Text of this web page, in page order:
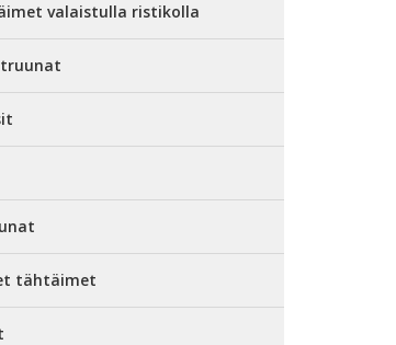
valaistulla ristikolla
tähtäimet